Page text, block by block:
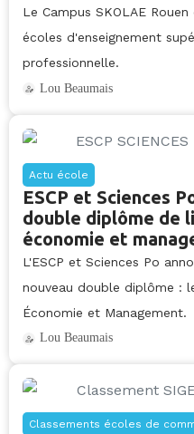
Le Campus SKOLAE
écoles d'enseignement
professionnelle.
Lou Beaumais
Actu école
ESCP et Sciences
double diplôme de
économie et
L'ESCP et Sciences Po
nouveau double diplôme :
Économie et Management.
Lou Beaumais
Classements écoles de